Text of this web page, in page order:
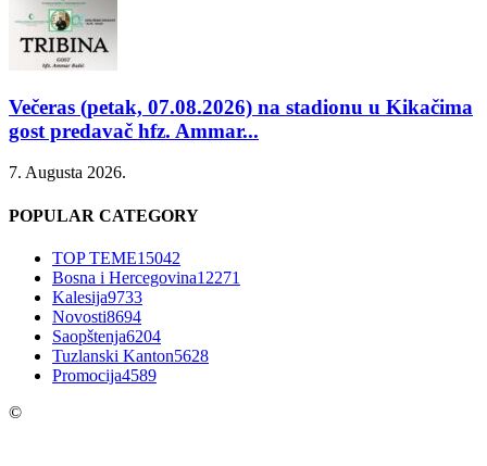
Večeras (petak, 07.08.2026) na stadionu u Kikačima
gost predavač hfz. Ammar...
7. Augusta 2026.
POPULAR CATEGORY
TOP TEME15042
Bosna i Hercegovina12271
Kalesija9733
Novosti8694
Saopštenja6204
Tuzlanski Kanton5628
Promocija4589
©